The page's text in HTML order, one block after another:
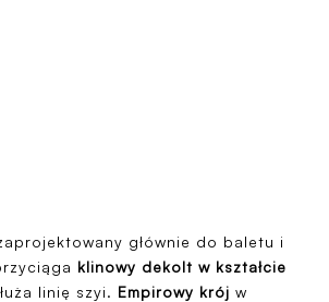
głównie do baletu i
klinowy dekolt w kształcie
linię szyi. Empirowy krój w